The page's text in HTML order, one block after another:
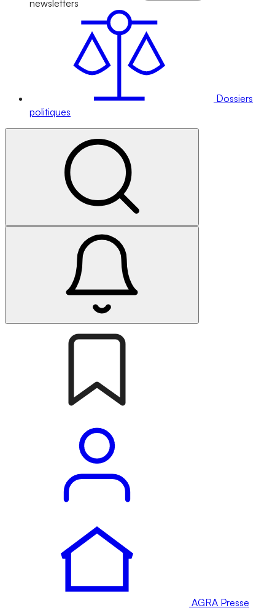
newsletters
Dossiers
politiques
AGRA Presse